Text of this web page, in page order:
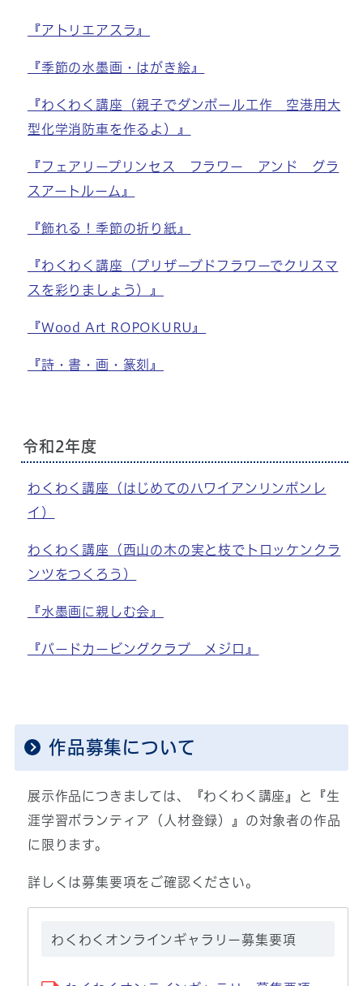
『アトリエアスラ』
『季節の水墨画・はがき絵』
『わくわく講座（親子でダンボール工作 空港用大
型化学消防車を作るよ）』
『フェアリープリンセス フラワー アンド グラ
スアートルーム』
『飾れる！季節の折り紙』
『わくわく講座（プリザーブドフラワーでクリスマ
スを彩りましょう）』
『Wood Art ROPOKURU』
『詩・書・画・篆刻』
令和2年度
わくわく講座（はじめてのハワイアンリンボンレ
イ）
わくわく講座（西山の木の実と枝でトロッケンクラ
ンツをつくろう）
『水墨画に親しむ会』
『バードカービングクラブ メジロ』
作品募集について
展示作品につきましては、『わくわく講座』と『生
涯学習ボランティア（人材登録）』の対象者の作品
に限ります。
詳しくは募集要項をご確認ください。
わくわくオンラインギャラリー募集要項